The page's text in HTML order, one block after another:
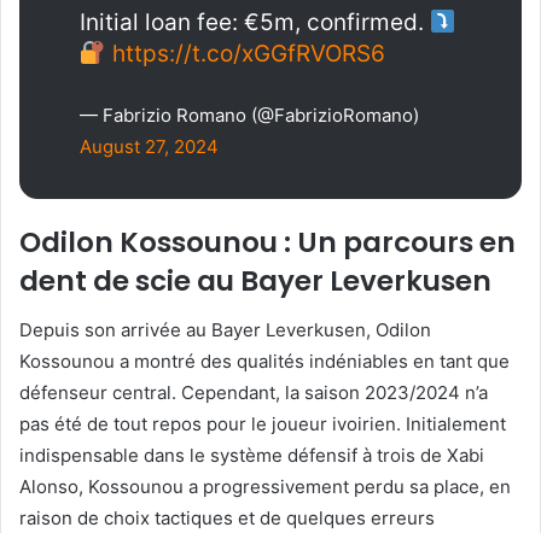
Initial loan fee: €5m, confirmed.
https://t.co/xGGfRVORS6
— Fabrizio Romano (@FabrizioRomano)
August 27, 2024
Odilon Kossounou : Un parcours en
dent de scie au Bayer Leverkusen
Depuis son arrivée au Bayer Leverkusen, Odilon
Kossounou a montré des qualités indéniables en tant que
défenseur central. Cependant, la saison 2023/2024 n’a
pas été de tout repos pour le joueur ivoirien. Initialement
indispensable dans le système défensif à trois de Xabi
Alonso, Kossounou a progressivement perdu sa place, en
raison de choix tactiques et de quelques erreurs